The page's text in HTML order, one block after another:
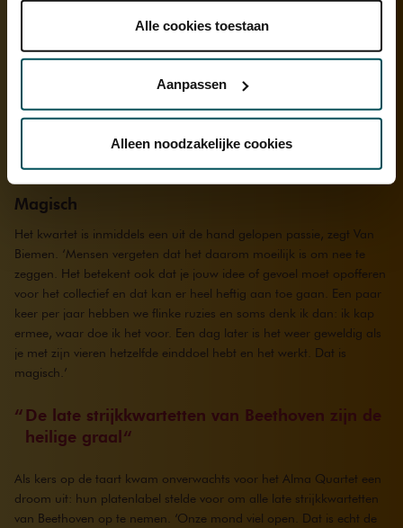
Lees onze cookieverklaring hier. Lees onze
Via decookieverklaringop onze website kunt u uw
We werken samen met
Alle cookies toestaan
Aanpassen
Alleen noodzakelijke cookies
Magisch
Het kwartet is inmiddels een uit de hand gelopen passie, zegt Van
Biemen. ‘Mensen vergeten dat het daarom moeilijk is om nee te
zeggen. Het betekent ook dat je jouw idee of gevoel moet opofferen
voor het collectief en dat kan er heel heftig aan toe gaan. Een paar
keer per jaar hebben we flinke ruzies en soms denk ik dan: ik kap
ermee, waar doe ik het voor. Een dag later is het weer geweldig als
je met zijn vieren hetzelfde einddoel hebt en het werkt. Dat is
magisch.’
De late strijkkwartetten van Beethoven zijn de
heilige graal
Als kers op de taart kwam onverwachts voor het Alma Quartet een
droom uit: hun platenlabel stelde voor om alle late strijkkwartetten
van Beethoven op te nemen. ‘Onze mond viel open. Dat is echt de